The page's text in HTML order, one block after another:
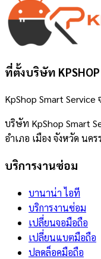
ที่ตั้งบริษัท KPSHOP
KpShop Smart
บริษัท KpShop Smart
อำเภอ เมือง จังหวัด นค
บริการงานซ่อม
บานาน่า ไอที
บริการงานซ่อม
เปลี่ยนจอมือถือ
เปลี่ยนแบตมือถือ
ปลดล็อคมือถือ